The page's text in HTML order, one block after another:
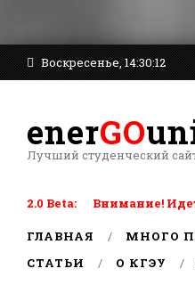
Воскресенье, 14:30:12
enerGO
Лучший студенческий
2.0 Beta: Внимание!
ГЛАВНАЯ МНОГО
СТАТЬИ
О КГЭУ